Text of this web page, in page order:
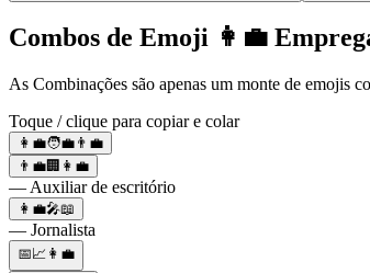
Combos de Emoji 👩‍💼
As Combinações são apenas um monte de emojis
Toque / clique para copiar e colar
👩‍💼🧑‍💼👨‍💼
👨‍💼🏢👩‍💼
— Auxiliar de escritório
👩‍💼🎤📖
— Jornalista
📅📈👩‍💼